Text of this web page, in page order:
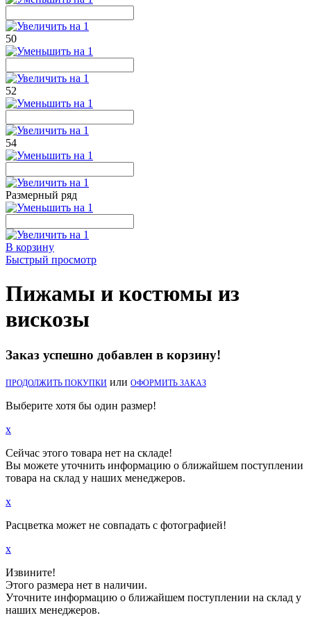
50
52
54
Размерный ряд
В корзину
Быстрый просмотр
Пижамы и костюмы из
вискозы
Заказ успешно добавлен в корзину!
ПРОДОЛЖИТЬ ПОКУПКИ или ОФОРМИТЬ ЗАКАЗ
Выберите хотя бы один размер!
x
Сейчас этого товара нет на складе!
Вы можете уточнить информацию о ближайшем поступлении
товара на склад у наших менеджеров.
x
Расцветка может не совпадать с фотографией!
x
Извините!
Этого размера нет в наличии.
Уточните информацию о ближайшем поступлении на склад у
наших менеджеров.